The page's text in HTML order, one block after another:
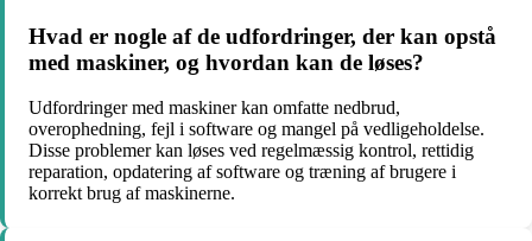
Hvad er nogle af de udfordringer, der kan opstå
med maskiner, og hvordan kan de løses?
Udfordringer med maskiner kan omfatte nedbrud,
overophedning, fejl i software og mangel på vedligeholdelse.
Disse problemer kan løses ved regelmæssig kontrol, rettidig
reparation, opdatering af software og træning af brugere i
korrekt brug af maskinerne.